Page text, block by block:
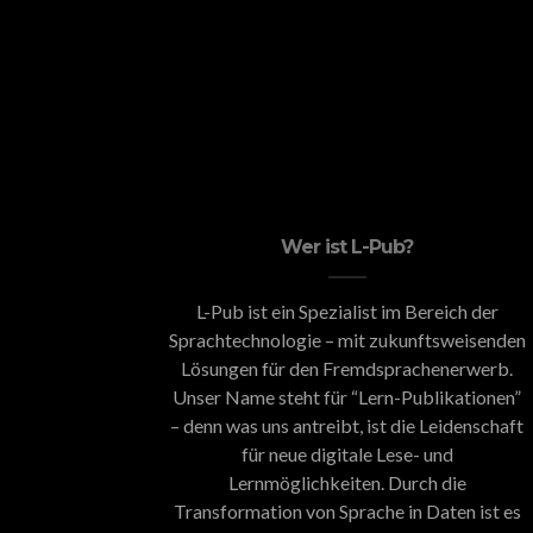
Wer ist L-Pub?
L-Pub ist ein Spezialist im Bereich der
Sprachtechnologie – mit zukunftsweisenden
Lösungen für den Fremdsprachenerwerb.
Unser Name steht für “Lern-Publikationen”
– denn was uns antreibt, ist die Leidenschaft
für neue digitale Lese- und
Lernmöglichkeiten. Durch die
Transformation von Sprache in Daten ist es